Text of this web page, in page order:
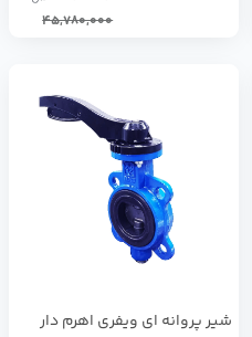
45,780,000
شير پروانه اي ويفري اهرم دار